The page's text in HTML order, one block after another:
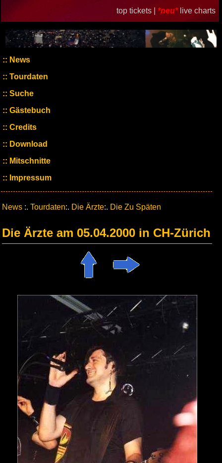
top tickets | *neu* live charts
News
Tourdaten
Suche
Gästebuch
Credits
Download
Mitschnitte
Impressum
News :. Tourdaten:. Die Ärzte:. Die Zu Späten
Die Ärzte am 05.04.2000 in CH-Zürich